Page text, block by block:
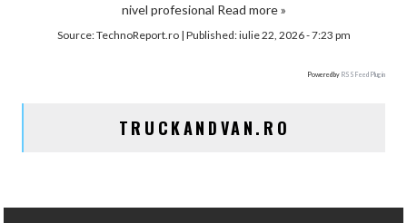
nivel profesional Read more »
Source:TechnoReport.ro| Published:iulie 22, 2026 - 7:23 pm
Powered by RSS Feed Plugin
TRUCKANDVAN.RO